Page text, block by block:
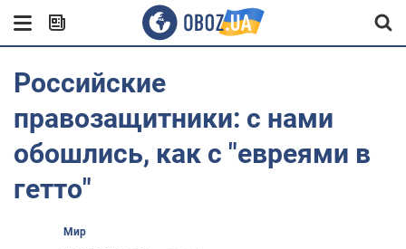
Российские
правозащитники: с нами
обошлись, как с "евреями в
гетто"
Мир